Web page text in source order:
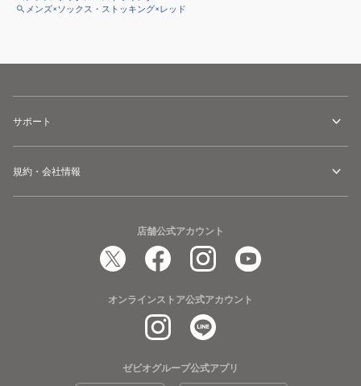
メンズ×ソックス・ストッキング×レッド
サポート
規約・会社情報
店舗公式アカウント
オンラインストア公式アカウント
ゼビオグループ公式アプリ